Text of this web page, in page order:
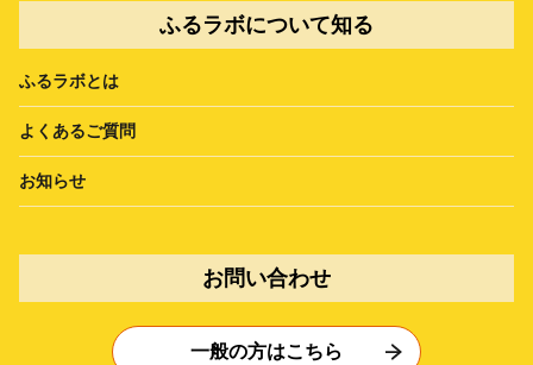
ふるラボについて知る
ふるラボとは
よくあるご質問
お知らせ
お問い合わせ
一般の方はこちら